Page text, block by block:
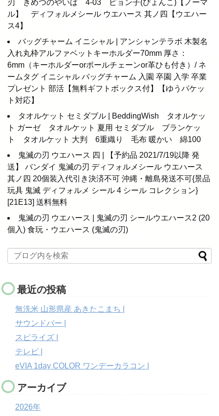
刃 きめつのやいば 4-03 ピョン子(ぴょんこ)【ノーマ
ル】 ディフォルメシール ウエハース 其ノ四【ウエハー
ス4】
バッグチャーム イニシャル | アンシャンテラボ 木製名
入れ丸枠アルファベットキーホルダー70mm 厚さ：
6mm（キーホルダーorボールチェーンor革ひも付き）/ ネ
ームタグ イニシャル バッグチャーム 入園 卒園 入学 卒業
プレゼント 部活【無料ギフトボックス付】【ゆうパケッ
ト対応】
タオルケット セミダブル | BeddingWish タオルケッ
ト ガーゼ タオルケット 夏用 セミダブル ブランケッ
ト タオルケット 大判 6重織り 毛布 暖かい 綿100
鬼滅の刃 ウエハース 四 | 【予約品 2021/7/19以降 発
送】 バンダイ 鬼滅の刃 ディフォルメシール ウエハース
其ノ四 20個装入代引き決済不可 沖縄・離島発送不可{景品
玩具 鬼滅 ディフォルメ シール 4 シール コレクション}
[21E13] 送料無料
鬼滅の刃 ウエハース | 鬼滅の刃 シールウエハース2 (20
個入) 食玩・ウエハース (鬼滅の刃)
最近の投稿
無洗米 山形県産 あきたこまち |
サウンドバー |
スピライズ |
テレビ |
eVIA 1day COLOR ワンデーカラコン |
アーカイブ
2026年